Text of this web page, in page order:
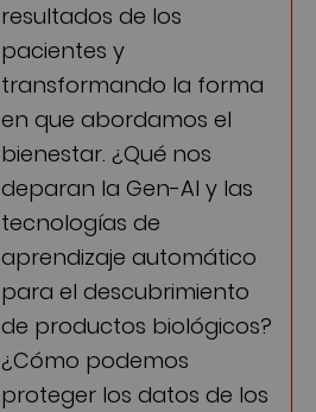
resultados de los
pacientes y
transformando la forma
en que abordamos el
bienestar. ¿Qué nos
deparan la Gen-AI y las
tecnologías de
aprendizaje automático
para el descubrimiento
de productos biológicos?
¿Cómo podemos
proteger los datos de los